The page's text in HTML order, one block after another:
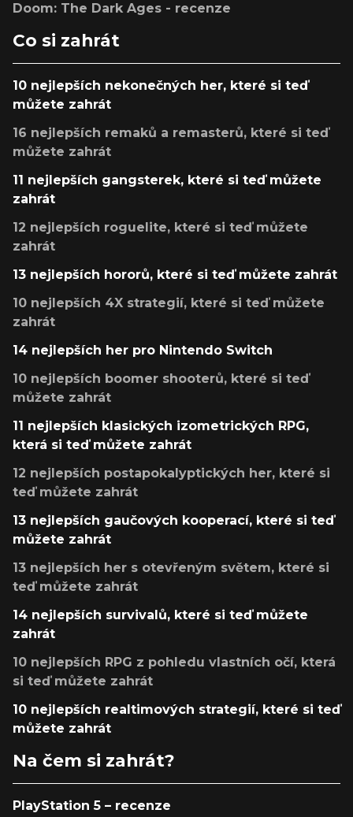
Doom: The Dark Ages - recenze
Co si zahrát
10 nejlepších nekonečných her, které si teď
můžete zahrát
16 nejlepších remaků a remasterů, které si teď
můžete zahrát
11 nejlepších gangsterek, které si teď můžete
zahrát
12 nejlepších roguelite, které si teď můžete
zahrát
13 nejlepších hororů, které si teď můžete zahrát
10 nejlepších 4X strategií, které si teď můžete
zahrát
14 nejlepších her pro Nintendo Switch
10 nejlepších boomer shooterů, které si teď
můžete zahrát
11 nejlepších klasických izometrických RPG,
která si teď můžete zahrát
12 nejlepších postapokalyptických her, které si
teď můžete zahrát
13 nejlepších gaučových kooperací, které si teď
můžete zahrát
13 nejlepších her s otevřeným světem, které si
teď můžete zahrát
14 nejlepších survivalů, které si teď můžete
zahrát
10 nejlepších RPG z pohledu vlastních očí, která
si teď můžete zahrát
10 nejlepších realtimových strategií, které si teď
můžete zahrát
Na čem si zahrát?
PlayStation 5 – recenze